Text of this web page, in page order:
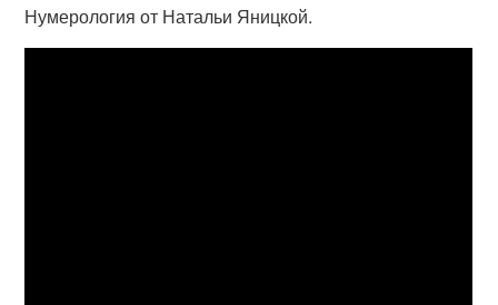
Нумерология от Натальи Яницкой.